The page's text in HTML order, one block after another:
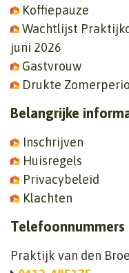
Koffiepauze
Wachtlijst
juni 2026
Gastvrouw
Drukte
Belangrijke
Inschrijven
Huisregels
Privacybeleid
Klachten
Telefoonnummers
Praktijk van den